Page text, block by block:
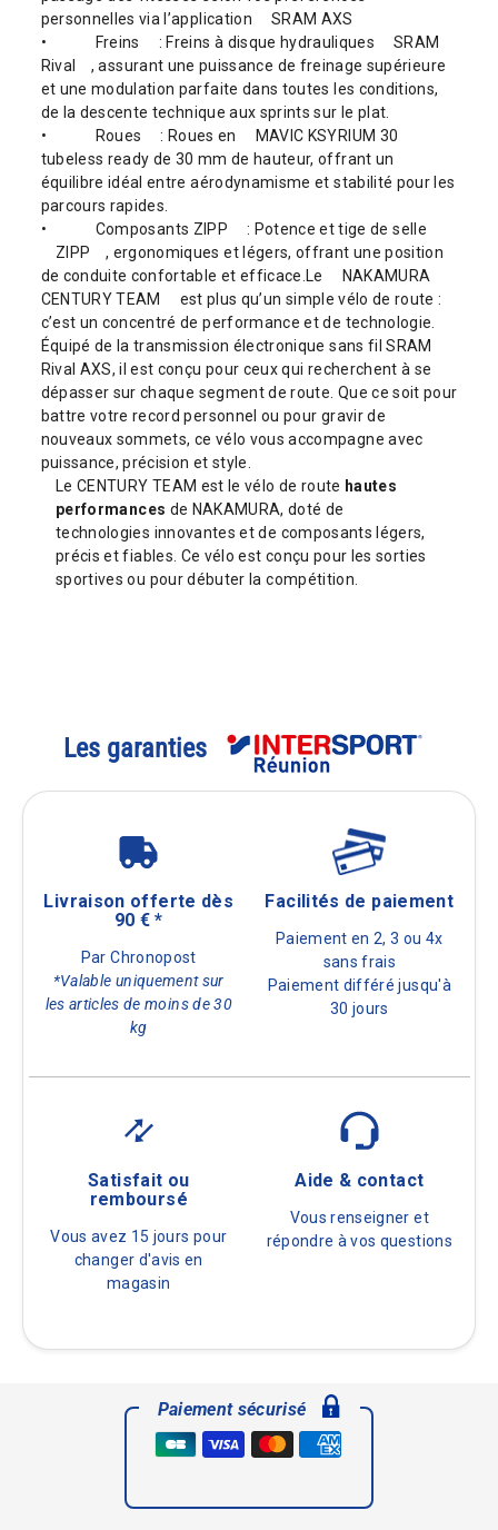
personnelles via l’application
SRAM AXS
•
Freins : Freins à disque hydrauliques
SRAM
Rival
, assurant une puissance de freinage supérieure
et une modulation parfaite dans toutes les conditions,
de la descente technique aux sprints sur le plat.
•
Roues : Roues en
MAVIC KSYRIUM 30
tubeless ready de 30 mm de hauteur, offrant un
équilibre idéal entre aérodynamisme et stabilité pour les
parcours rapides.
•
Composants ZIPP
: Potence et tige de selle
ZIPP
, ergonomiques et légers, offrant une position
de conduite confortable et efficace.Le
NAKAMURA
CENTURY TEAM
est plus qu’un simple vélo de route :
c’est un concentré de performance et de technologie.
Équipé de la transmission électronique sans fil SRAM
Rival AXS, il est conçu pour ceux qui recherchent à se
dépasser sur chaque segment de route. Que ce soit pour
battre votre record personnel ou pour gravir de
nouveaux sommets, ce vélo vous accompagne avec
puissance, précision et style.
Le CENTURY TEAM est le vélo de route hautes
performances de NAKAMURA, doté de
technologies innovantes et de composants légers,
précis et fiables. Ce vélo est conçu pour les sorties
sportives ou pour débuter la compétition.
Les garanties
Livraison offerte dès
90 € *
Par Chronopost
*Valable uniquement sur
les articles de moins de 30
kg
Facilités de paiement
Paiement en 2, 3 ou 4x
sans frais
Paiement différé jusqu'à
30 jours
Satisfait ou
remboursé
Vous avez 15 jours pour
changer d'avis en
magasin
Aide & contact
Vous renseigner et
répondre à vos questions
Paiement sécurisé